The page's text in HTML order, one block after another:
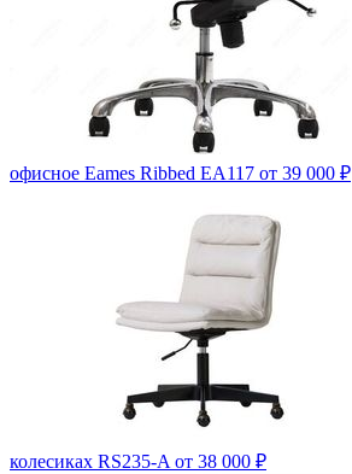
офисное Eames Ribbed EA117 от 39 000 ₽
колесиках RS235-A от 38 000 ₽